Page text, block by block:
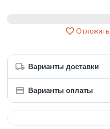
Отложить
Варианты доставки
Варианты оплаты